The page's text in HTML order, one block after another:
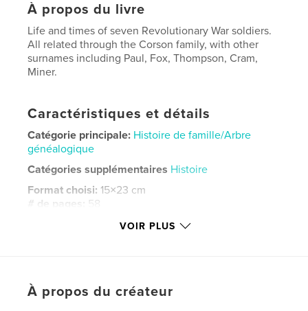
À propos du livre
Life and times of seven Revolutionary War soldiers.
All related through the Corson family, with other
surnames including Paul, Fox, Thompson, Cram,
Miner.
Caractéristiques et détails
Catégorie principale: Histoire de famille/Arbre
généalogique
Catégories supplémentaires Histoire
Format choisi: 15×23 cm
# de pages: 58
Mots-clés
VOIR PLUS
À propos du créateur